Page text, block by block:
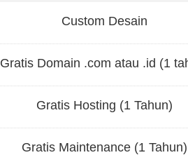
Custom Desain
Gratis Domain .com atau .id (1
Gratis Hosting (1 Tahun)
Gratis Maintenance (1 Tahun)